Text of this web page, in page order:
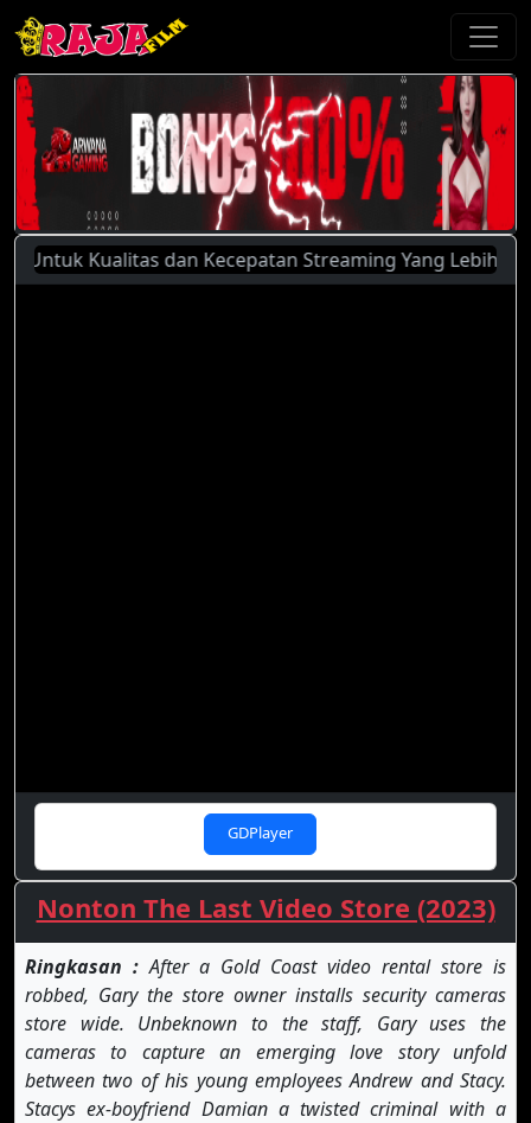
Kualitas dan Kecepatan Streaming Yang Lebih
GDPlayer
Nonton The Last Video Store (2023)
Ringkasan : After a Gold Coast video rental store is
robbed, Gary the store owner installs security cameras
store wide. Unbeknown to the staff, Gary uses the
cameras to capture an emerging love story unfold
between two of his young employees Andrew and Stacy.
Stacys ex-boyfriend Damian a twisted criminal with a